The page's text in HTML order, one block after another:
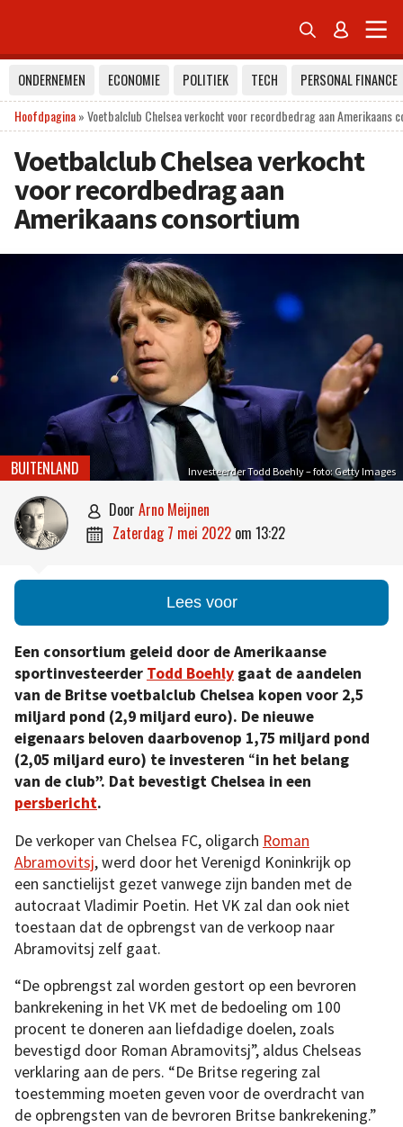
 
ONDERNEMEN ECONOMIE POLITIEK TECH
PERSONAL FINANCE
Hoofdpagina»Voetbalclub Chelsea verkocht voor recordbedrag aan Amerikaans
Voetbalclub Chelsea verkocht
voor recordbedrag aan
Amerikaans consortium
Investeerder Todd Boehly – foto: Getty Images
BUITENLAND
 door Arno Meijnen
 zaterdag 7 mei 2022 om 13:22
Lees voor
Een consortium geleid door de Amerikaanse
sportinvesteerder Todd Boehly gaat de aandelen
van de Britse voetbalclub Chelsea kopen voor 2,5
miljard pond (2,9 miljard euro). De nieuwe
eigenaars beloven daarbovenop 1,75 miljard pond
(2,05 miljard euro) te investeren “in het belang
van de club”. Dat bevestigt Chelsea in een
persbericht.
De verkoper van Chelsea FC, oligarch Roman
Abramovitsj, werd door het Verenigd Koninkrijk op
een sanctielijst gezet vanwege zijn banden met de
autocraat Vladimir Poetin. Het VK zal dan ook niet
toestaan dat de opbrengst van de verkoop naar
Abramovitsj zelf gaat.
“De opbrengst zal worden gestort op een bevroren
bankrekening in het VK met de bedoeling om 100
procent te doneren aan liefdadige doelen, zoals
bevestigd door Roman Abramovitsj”, aldus Chelseas
verklaring aan de pers. “De Britse regering zal
toestemming moeten geven voor de overdracht van
de opbrengsten van de bevroren Britse bankrekening.”